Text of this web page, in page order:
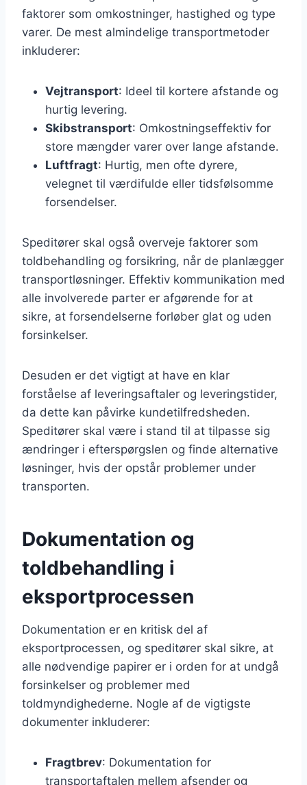
faktorer som omkostninger, hastighed og type
varer. De mest almindelige transportmetoder
inkluderer:
Vejtransport: Ideel til kortere afstande og
hurtig levering.
Skibstransport: Omkostningseffektiv for
store mængder varer over lange afstande.
Luftfragt: Hurtig, men ofte dyrere,
velegnet til værdifulde eller tidsfølsomme
forsendelser.
Speditører skal også overveje faktorer som
toldbehandling og forsikring, når de planlægger
transportløsninger. Effektiv kommunikation med
alle involverede parter er afgørende for at
sikre, at forsendelserne forløber glat og uden
forsinkelser.
Desuden er det vigtigt at have en klar
forståelse af leveringsaftaler og leveringstider,
da dette kan påvirke kundetilfredsheden.
Speditører skal være i stand til at tilpasse sig
ændringer i efterspørgslen og finde alternative
løsninger, hvis der opstår problemer under
transporten.
Dokumentation og
toldbehandling i
eksportprocessen
Dokumentation er en kritisk del af
eksportprocessen, og speditører skal sikre, at
alle nødvendige papirer er i orden for at undgå
forsinkelser og problemer med
toldmyndighederne. Nogle af de vigtigste
dokumenter inkluderer:
Fragtbrev: Dokumentation for
transportaftalen mellem afsender og